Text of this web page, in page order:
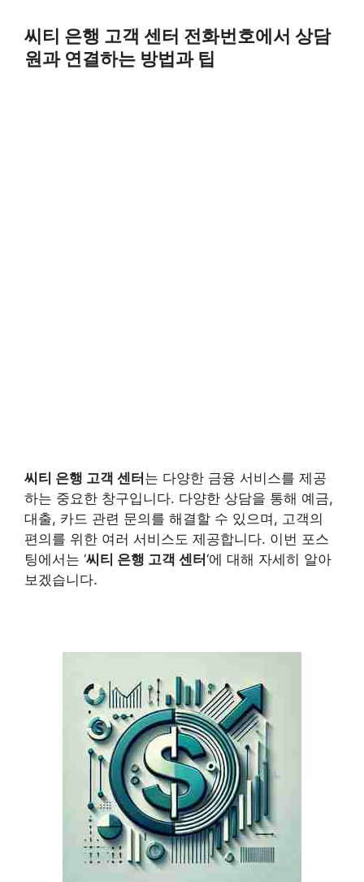
content
씨티 은행 고객 센터 전화번호에서 상담
원과 연결하는 방법과 팁
씨티 은행 고객 센터 는 다양한 금융 서비스를 제공
하는 중요한 창구입니다. 다양한 상담을 통해 예금,
대출, 카드 관련 문의를 해결할 수 있으며, 고객의
편의를 위한 여러 서비스도 제공합니다. 이번 포스
팅에서는 ‘씨티 은행 고객 센터 ‘에 대해 자세히 알아
보겠습니다.